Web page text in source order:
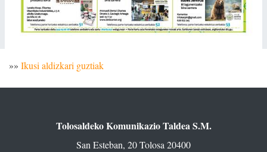
»» Ikusi aldizkari guztiak
Tolosaldeko Komunikazio Taldea S.M.
San Esteban, 20 Tolosa 20400